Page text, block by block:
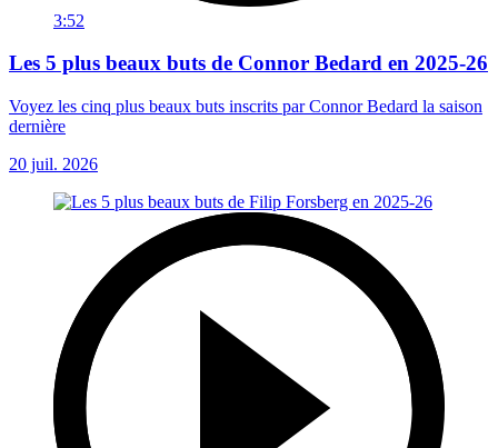
3:52
Les 5 plus beaux buts de Connor Bedard en 2025-26
Voyez les cinq plus beaux buts inscrits par Connor Bedard la saison
dernière
20 juil. 2026